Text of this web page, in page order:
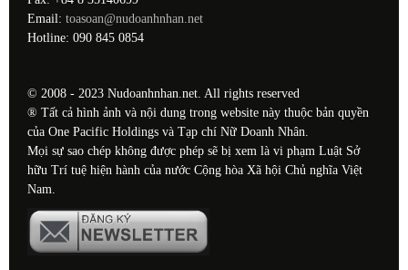
Email: toasoan@nudoanhnhan.net
Hotline: 090 845 0854
© 2008 - 2023 Nudoanhnhan.net. All rights reserved
® Tất cả hình ảnh và nội dung trong website này thuộc bản quyền
của One Pacific Holdings và Tạp chí Nữ Doanh Nhân.
Mọi sự sao chép không được phép sẽ bị xem là vi phạm Luật Sở
hữu Trí tuệ hiện hành của nước Cộng hòa Xã hội Chủ nghĩa Việt
Nam.